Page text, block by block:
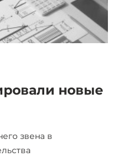
новые
звена в